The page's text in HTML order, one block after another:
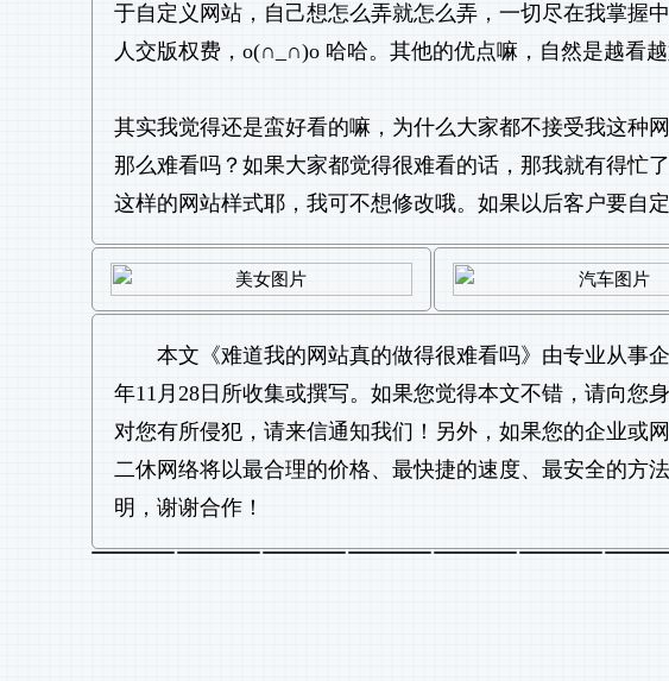
于自定义网站，自己想怎么弄就怎么弄，一切尽在我掌握
人交版权费，o(∩_∩)o 哈哈。其他的优点嘛，自然是越看
其实我觉得还是蛮好看的嘛，为什么大家都不接受我这种
那么难看吗？如果大家都觉得很难看的话，那我就有得忙
这样的网站样式耶，我可不想修改哦。如果以后客户要自
本文《难道我的网站真的做得很难看吗》由专业从事
年11月28日所收集或撰写。如果您觉得本文不错，请向您
对您有所侵犯，请来信通知我们！另外，如果您的企业或
二休网络将以最合理的价格、最快捷的速度、最安全的方
明，谢谢合作！